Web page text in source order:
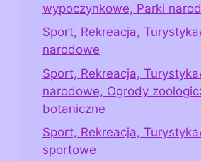
wypoczynkowe, Parki
Sport, Rekreacja,
narodowe
Sport, Rekreacja,
narodowe, Ogrody
botaniczne
Sport, Rekreacja,
sportowe